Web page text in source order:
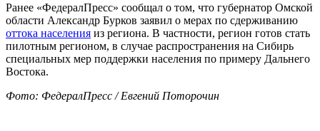
Ранее «ФедералПресс» сообщал о том, что губернатор Омской
области Александр Бурков заявил о мерах по сдерживанию
оттока населения из региона. В частности, регион готов стать
пилотным регионом, в случае распространения на Сибирь
специальных мер поддержки населения по примеру Дальнего
Востока.
Фото: ФедералПресс / Евгений Поторочин